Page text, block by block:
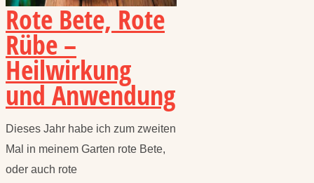
Rote Bete, Rote
Rübe –
Heilwirkung
und Anwendung
Dieses Jahr habe ich zum zweiten
Mal in meinem Garten rote Bete,
oder auch rote